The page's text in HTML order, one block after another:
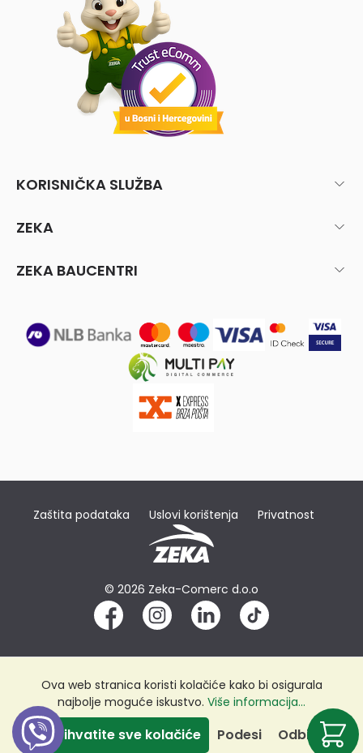
KORISNIČKA SLUŽBA
ZEKA
ZEKA BAUCENTRI
Zaštita podataka Uslovi korištenja Privatnost
© 2026 Zeka-Comerc d.o.o
Ova web stranica koristi kolačiće kako bi osigurala
najbolje moguće iskustvo. Više informacija...
Odbij
Podesi
Prihvatite sve kolačiće